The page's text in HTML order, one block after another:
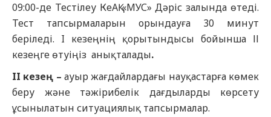
09:00-де Тестілеу КеАҚ «МУС» Дәріс залында өтеді.
Тест тапсырмаларын орындауға 30 минут
беріледі. I кезеңнің қорытындысы бойынша ІІ
кезеңге өтуіңіз анықталады.
II кезең – ауыр жағдайлардағы науқастарға көмек
беру және тәжірибелік дағдыларды көрсету
ұсынылатын ситуациялық тапсырмалар.